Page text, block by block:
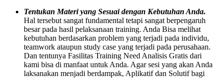
Tentukan Materi yang Sesuai dengan Kebutuhan Anda.
Hal tersebut sangat fundamental tetapi sangat berpengaruh
besar pada hasil pelaksanaan training. Anda Bisa melihat
kebutuhan berdasarkan problem yang terjadi pada individu,
teamwork ataupun study case yang terjadi pada perusahaan.
Dan tentunya Fasilitas Training Need Analisis Gratis dari
kami bisa di manfaat untuk Anda. Agar sesi yang akan Anda
laksanakan menjadi berdampak, Aplikatif dan Solutif bagi